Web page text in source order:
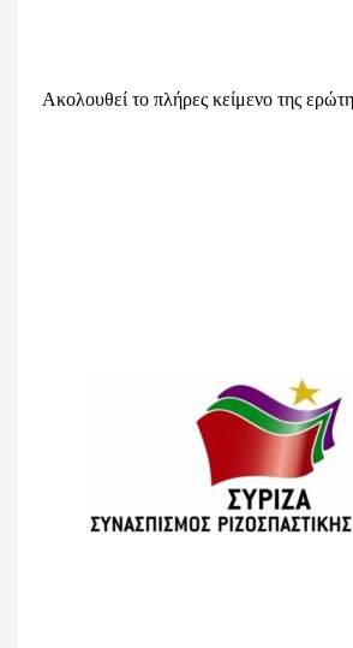
Ακολουθεί το πλήρες κείμενο της